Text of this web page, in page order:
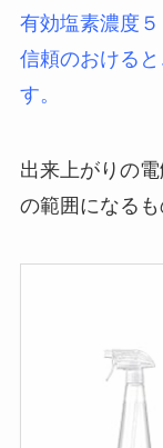
有効塩素濃度５
信頼のおける
す。
出来上がりの
の範囲になるも